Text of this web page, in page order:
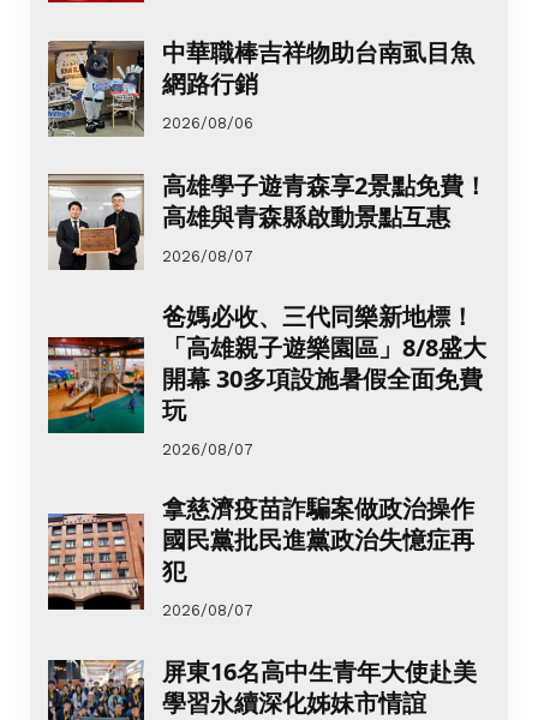
中華職棒吉祥物助台南虱目魚
網路行銷
2026/08/06
高雄學子遊青森享2景點免費！
高雄與青森縣啟動景點互惠
2026/08/07
爸媽必收、三代同樂新地標！
「高雄親子遊樂園區」8/8盛大
開幕 30多項設施暑假全面免費
玩
2026/08/07
拿慈濟疫苗詐騙案做政治操作
國民黨批民進黨政治失憶症再
犯
2026/08/07
屏東16名高中生青年大使赴美
學習永續深化姊妹市情誼